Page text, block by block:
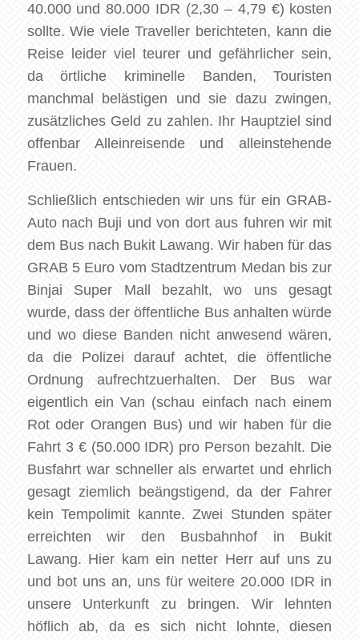
40.000 und 80.000 IDR (2,30 – 4,79 €) kosten
sollte. Wie viele Traveller berichteten, kann die
Reise leider viel teurer und gefährlicher sein,
da örtliche kriminelle Banden, Touristen
manchmal belästigen und sie dazu zwingen,
zusätzliches Geld zu zahlen. Ihr Hauptziel sind
offenbar Alleinreisende und alleinstehende
Frauen.
Schließlich entschieden wir uns für ein GRAB-
Auto nach Buji und von dort aus fuhren wir mit
dem Bus nach Bukit Lawang. Wir haben für das
GRAB 5 Euro vom Stadtzentrum Medan bis zur
Binjai Super Mall bezahlt, wo uns gesagt
wurde, dass der öffentliche Bus anhalten würde
und wo diese Banden nicht anwesend wären,
da die Polizei darauf achtet, die öffentliche
Ordnung aufrechtzuerhalten. Der Bus war
eigentlich ein Van (schau einfach nach einem
Rot oder Orangen Bus) und wir haben für die
Fahrt 3 € (50.000 IDR) pro Person bezahlt. Die
Busfahrt war schneller als erwartet und ehrlich
gesagt ziemlich beängstigend, da der Fahrer
kein Tempolimit kannte. Zwei Stunden später
erreichten wir den Busbahnhof in Bukit
Lawang. Hier kam ein netter Herr auf uns zu
und bot uns an, uns für weitere 20.000 IDR in
unsere Unterkunft zu bringen. Wir lehnten
höflich ab, da es sich nicht lohnte, diesen